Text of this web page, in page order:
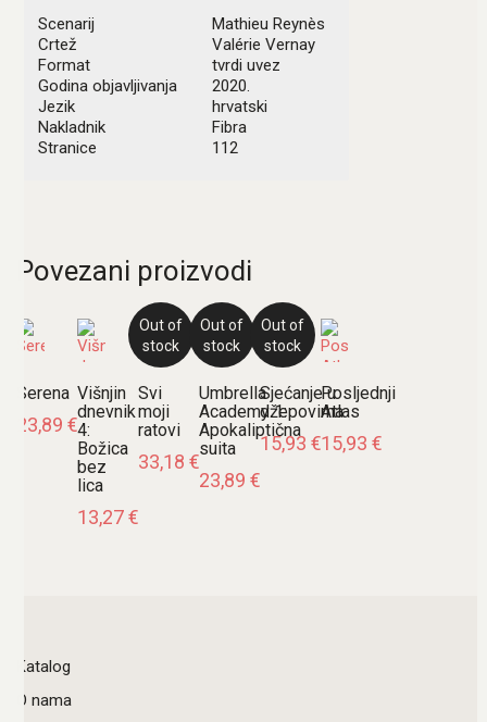
Scenarij
Mathieu Reynès
Crtež
Valérie Vernay
Format
tvrdi uvez
Godina objavljivanja
2020.
Jezik
hrvatski
Nakladnik
Fibra
Stranice
112
Povezani proizvodi
Serena
23,89 €
Višnjin
dnevnik
4:
Božica
bez
lica
13,27€
Out of
stock
Svi
moji
ratovi
33,18 €
Out of
stock
Umbrella
Academy 1:
Apokaliptična
suita
23,89 €
Out of
stock
Sjećanje u
džepovima
15,93 €
Posljednji
Atlas
15,93 €
Katalog
O nama